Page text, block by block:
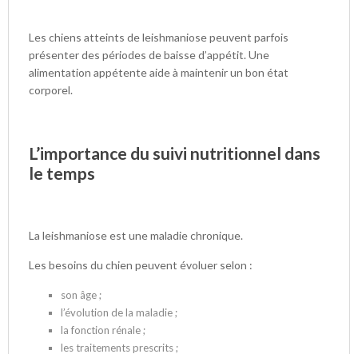
Les chiens atteints de leishmaniose peuvent parfois
présenter des périodes de baisse d’appétit. Une
alimentation appétente aide à maintenir un bon état
corporel.
L’importance du suivi nutritionnel dans
le temps
La leishmaniose est une maladie chronique.
Les besoins du chien peuvent évoluer selon :
son âge ;
l’évolution de la maladie ;
la fonction rénale ;
les traitements prescrits ;